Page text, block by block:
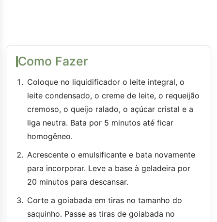
Como Fazer
Coloque no liquidificador o leite integral, o
leite condensado, o creme de leite, o requeijão
cremoso, o queijo ralado, o açúcar cristal e a
liga neutra. Bata por 5 minutos até ficar
homogêneo.
Acrescente o emulsificante e bata novamente
para incorporar. Leve a base à geladeira por
20 minutos para descansar.
Corte a goiabada em tiras no tamanho do
saquinho. Passe as tiras de goiabada no